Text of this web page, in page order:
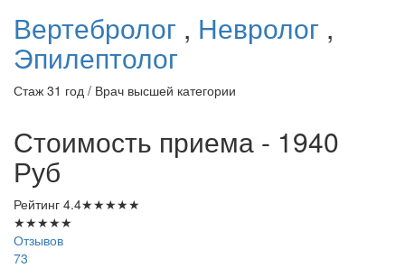
Вертебролог , Невролог ,
Эпилептолог
Стаж 31 год / Врач высшей категории
Стоимость приема - 1940
Руб
Рейтинг 4.4★★★★★
★★★★★
Отзывов
73